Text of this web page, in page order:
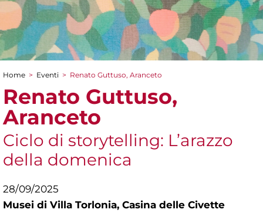
Tu sei qui
Home > Eventi > Renato Guttuso, Aranceto
Renato Guttuso,
Aranceto
Ciclo di storytelling: L’arazzo
della domenica
28/09/2025
Musei di Villa Torlonia, Casina delle Civette